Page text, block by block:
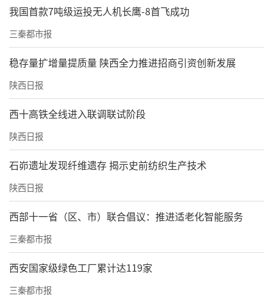
我国首款7吨级运投无人机长鹰-8首飞成功
三秦都市报
稳存量扩增量提质量 陕西全力推进招商引资创新发展
陕西日报
西十高铁全线进入联调联试阶段
陕西日报
石峁遗址发现纤维遗存 揭示史前纺织生产技术
陕西日报
西部十一省（区、市）联合倡议：推进适老化智能服务
三秦都市报
西安国家级绿色工厂累计达119家
三秦都市报